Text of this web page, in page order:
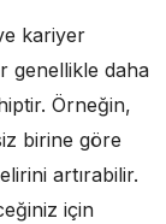
kariyer
genellikle daha
Örneğin,
birine göre
artırabilir.
için